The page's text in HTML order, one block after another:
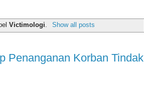
Victimologi Show all posts
Penanganan Korban Tindak